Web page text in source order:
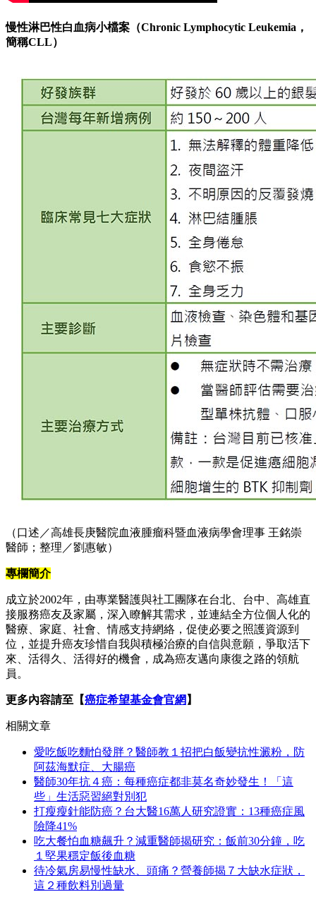
慢性淋巴性白血病小檔案（Chronic Lymphocytic Leukemia，
簡稱CLL）
（口述／高雄長庚醫院血液腫瘤科暨血液病學會理事 王銘崇
醫師；整理／劉惠敏）
專欄簡介
成立於2002年，由專業醫護與社工團隊在台北、台中、高雄直
接服務癌友及家屬，深入瞭解其需求，並連結全方位個人化的
醫療、家庭、社會、情感支持網絡，促使必要之照護資源到
位，並提升癌友珍惜自我與積極治療的自信與意願，爭取活下
來、活得久、活得好的機會，成為癌友邁向康復之路的領航
員。
更多內容請至【癌症希望基金會官網 】
相關文章
愛吃飯吃麵怕發胖？醫師教１招把白飯變抗性澱粉，防
阿茲海默症、大腸癌
醫師30年抗４癌：每種癌症都非莫名奇妙發生！「這
些」生活惡習絕對別犯
打瘦瘦針能防癌？台大醫16萬人研究證實：13種癌症風
險降41%
吃大餐怕血糖飆升？減重醫師揭研究：飯前30分鐘，吃
１堅果穩定飯後血糖
待冷氣房易慢性缺水、頭痛？營養師揭７大缺水症狀，
這２種飲料別過量